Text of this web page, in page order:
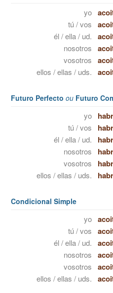
yo
tú / vos
él / ella / ud.
nosotros
vosotros
ellos / ellas / uds.
Futuro Perfecto ou Futuro
yo
tú / vos
él / ella / ud.
nosotros
vosotros
ellos / ellas / uds.
Condicional Simple
yo
tú / vos
él / ella / ud.
nosotros
vosotros
ellos / ellas / uds.